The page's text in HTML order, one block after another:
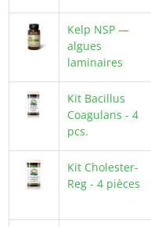
Kelp NSP —
algues
laminaires
Kit Bacillus
Coagulans - 4
pcs.
Kit Cholester-
Reg - 4 pièces